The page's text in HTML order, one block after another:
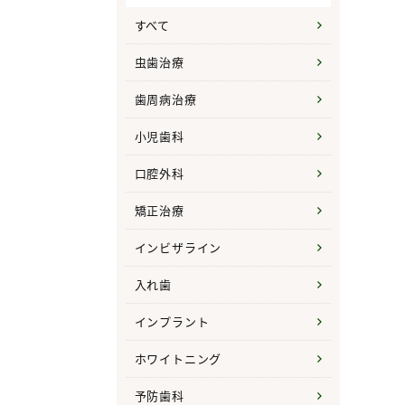
すべて
虫歯治療
歯周病治療
小児歯科
口腔外科
矯正治療
インビザライン
入れ歯
インプラント
ホワイトニング
予防歯科